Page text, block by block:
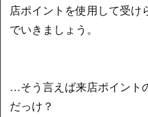
店ポイントを使用して受
でいきましょう。
…そう言えば来店ポイント
だっけ？